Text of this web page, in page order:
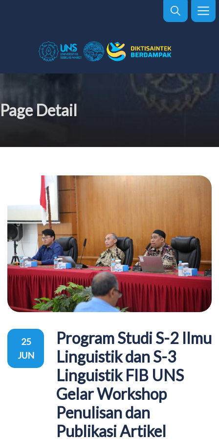
Page Detail
Program Studi S-2 Ilmu
Linguistik dan S-3
Linguistik FIB UNS
Gelar Workshop
Penulisan dan
Publikasi Artikel
25
JUN